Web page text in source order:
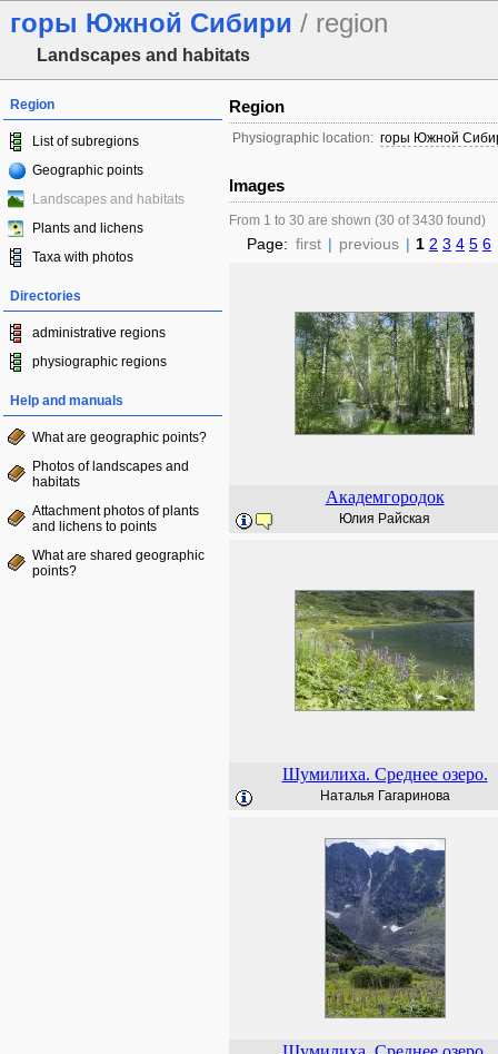
горы Южной Сибири / region
Landscapes and habitats
Region
List of subregions
Geographic points
Landscapes and habitats
Plants and lichens
Taxa with photos
Directories
administrative regions
physiographic regions
Help and manuals
What are geographic points?
Photos of landscapes and
habitats
Attachment photos of plants
and lichens to points
What are shared geographic
points?
Region
Physiographic location: горы Южной
Images
From 1 to 30 are shown (30 of 3430 found)
Page: first | previous | 1 2 3 4 5 6
Академгородок
Юлия Райская
Шумилиха. Среднее озеро.
Наталья Гагаринова